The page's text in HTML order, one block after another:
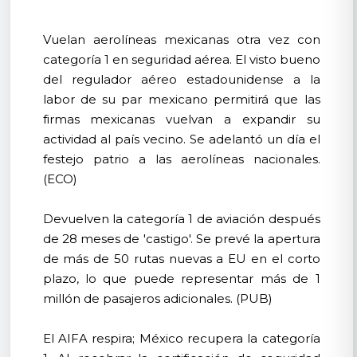
Vuelan aerolíneas mexicanas otra vez con
categoría 1 en seguridad aérea. El visto bueno
del regulador aéreo estadounidense a la
labor de su par mexicano permitirá que las
firmas mexicanas vuelvan a expandir su
actividad al país vecino. Se adelantó un día el
festejo patrio a las aerolíneas nacionales.
(ECO)
Devuelven la categoría 1 de aviación después
de 28 meses de 'castigo'. Se prevé la apertura
de más de 50 rutas nuevas a EU en el corto
plazo, lo que puede representar más de 1
millón de pasajeros adicionales. (PUB)
El AIFA respira; México recupera la categoría